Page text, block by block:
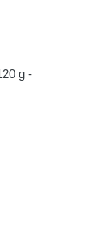
g -